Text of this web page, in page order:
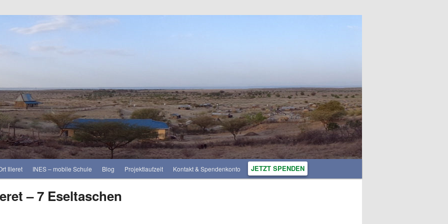
Illeret INES – mobile Schule Blog Projektlaufzeit Kontakt & Spendenkonto JETZT SPENDEN
– 7 Eseltaschen